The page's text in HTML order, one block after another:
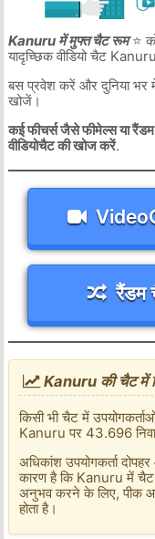
Kanuru में मुफ्त चैट रूम⭐
यादृच्छिक वीडियो चैट
बस प्रवेश करें और दुनिया भर
खोजें।
कई फीचर्स जैसे फीमेल्स या
वीडियोचैट की खोज करें.
रैंडम
Kanuru की चैट में
किसी भी चैट में
Kanuru पर 43.696
अधिकांश उपयोगकर्ता
कारण है कि Kanuru में
अनुभव करने के लिए, पीक
होता है।